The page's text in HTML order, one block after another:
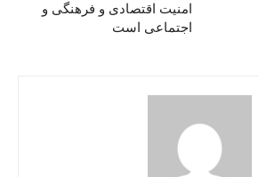
امنیت اقتصادی و فرهنگی و
اجتماعی است